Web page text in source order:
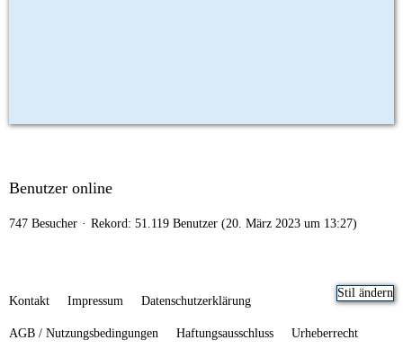
Benutzer online
747 Besucher Rekord: 51.119 Benutzer (20. März 2023 um 13:27)
Stil ändern
Kontakt Impressum Datenschutzerklärung
AGB / Nutzungsbedingungen Haftungsausschluss Urheberrecht